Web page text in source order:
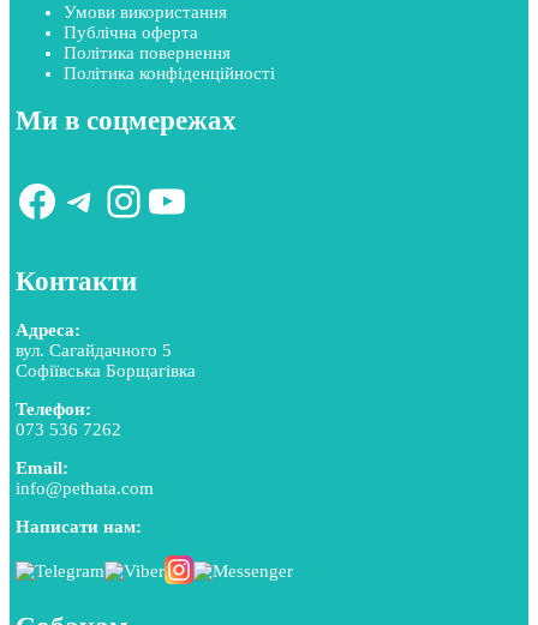
Умови використання
Публічна оферта
Політика повернення
Політика конфіденційності
Ми в соцмережах
Facebook
Telegram
Instagram
YouTube
Контакти
Адреса:
вул. Сагайдачного 5
Софіївська Борщагівка
Телефон:
073 536 7262
Email:
info@pethata.com
Написати нам: